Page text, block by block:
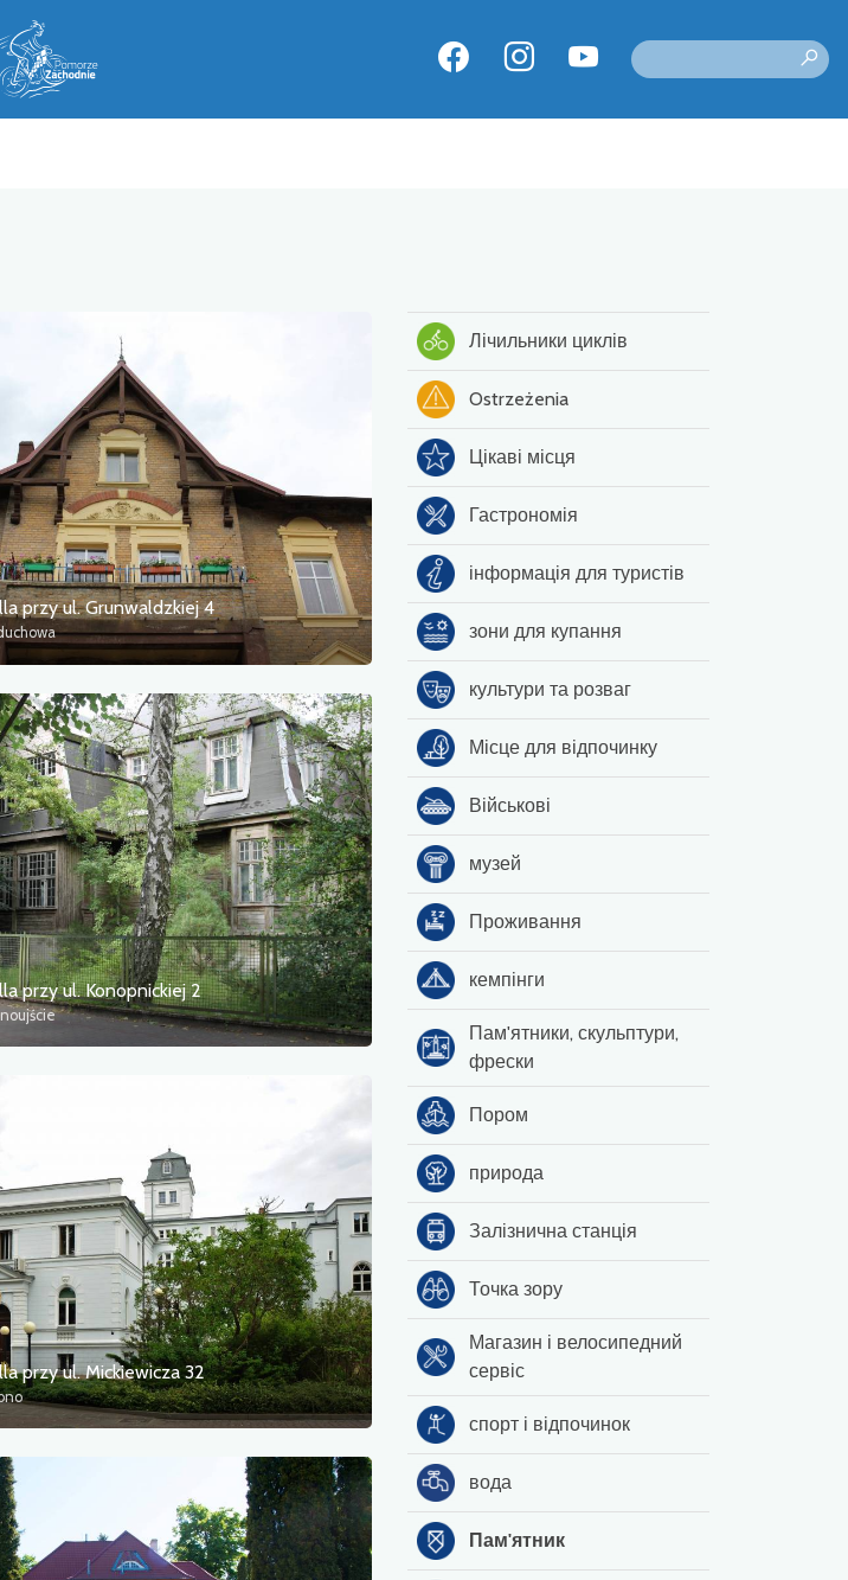
przy ul. Grunwaldzkiej 4
przy ul. Konopnickiej 2
przy ul. Mickiewicza 32
Лічильники циклів
Ostrzeżenia
Цікаві місця
Гастрономія
інформація для туристів
зони для купання
культури та розваг
Місце для відпочинку
Військові
музей
Проживання
кемпінги
Пам'ятники, скульптури,
фрески
Пором
природа
Залізнична станція
Точка зору
Магазин і велосипедний
сервіс
спорт і відпочинок
вода
Пам'ятник